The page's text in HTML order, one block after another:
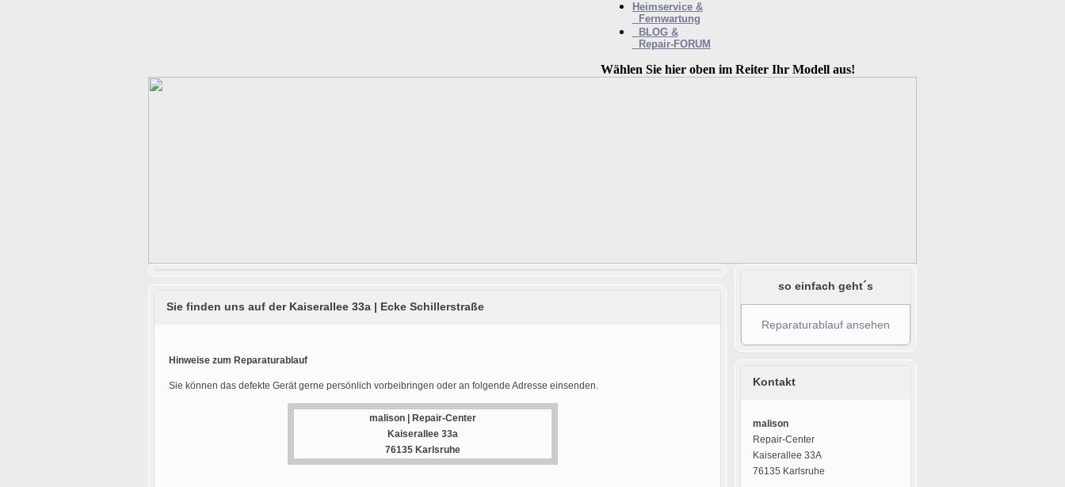
Heimservice &
Fernwartung
BLOG &
Repair-FORUM
Wählen Sie hier oben im Reiter Ihr Modell aus!
Sie finden uns auf der Kaiserallee 33a | Ecke Schillerstraße
Hinweise zum Reparaturablauf
Sie können das defekte Gerät gerne persönlich vorbeibringen oder an folgende Adresse einsenden.
malison | Repair-Center
Kaiserallee 33a
76135 Karlsruhe
so einfach geht´s
Reparaturablauf ansehen
Kontakt
malison
Repair-Center
Kaiserallee 33A
76135 Karlsruhe